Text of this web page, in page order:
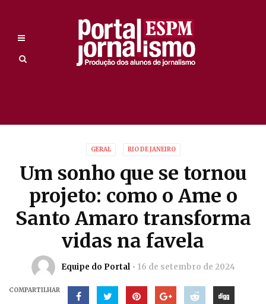
GERAL RIO DE JANEIRO
Um sonho que se tornou
projeto: como o Ame o
Santo Amaro transforma
vidas na favela
Equipe do Portal 16 de setembro de 2024
COMPARTILHAR